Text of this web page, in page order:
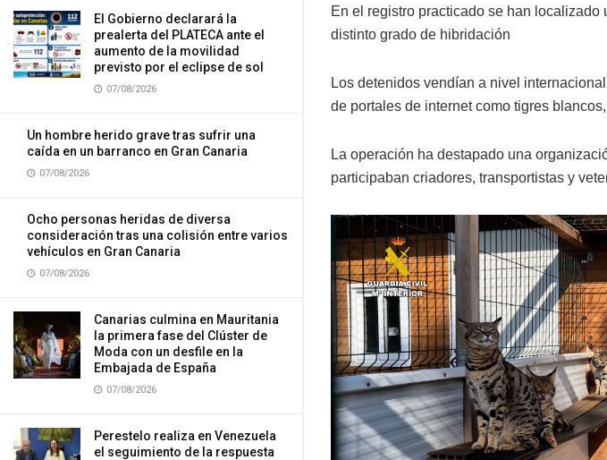
El Gobierno declarará la
prealerta del PLATECA ante el
aumento de la movilidad
previsto por el eclipse de sol
07/08/2026
Un hombre herido grave tras sufrir una
caída en un barranco en Gran Canaria
07/08/2026
Ocho personas heridas de diversa
consideración tras una colisión entre varios
vehículos en Gran Canaria
07/08/2026
Canarias culmina en Mauritania
la primera fase del Clúster de
Moda con un desfile en la
Embajada de España
07/08/2026
Perestelo realiza en Venezuela
el seguimiento de la respuesta
En el registro practicado se han
distinto grado de hibridación
Los detenidos vendían a nivel
de portales de internet como tigres
La operación ha destapado una
participaban criadores, transportistas y